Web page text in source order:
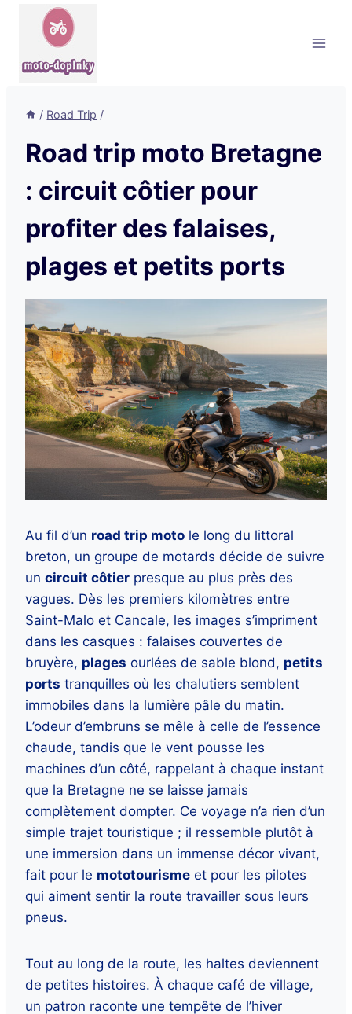
/ Road Trip /
Road trip moto Bretagne
: circuit côtier pour
profiter des falaises,
plages et petits ports
Au fil d’un road trip moto le long du littoral
breton, un groupe de motards décide de suivre
un circuit côtier presque au plus près des
vagues. Dès les premiers kilomètres entre
Saint-Malo et Cancale, les images s’impriment
dans les casques : falaises couvertes de
bruyère, plages ourlées de sable blond, petits
ports tranquilles où les chalutiers semblent
immobiles dans la lumière pâle du matin.
L’odeur d’embruns se mêle à celle de l’essence
chaude, tandis que le vent pousse les
machines d’un côté, rappelant à chaque instant
que la Bretagne ne se laisse jamais
complètement dompter. Ce voyage n’a rien d’un
simple trajet touristique ; il ressemble plutôt à
une immersion dans un immense décor vivant,
fait pour le mototourisme et pour les pilotes
qui aiment sentir la route travailler sous leurs
pneus.
Tout au long de la route, les haltes deviennent
de petites histoires. À chaque café de village,
un patron raconte une tempête de l’hiver